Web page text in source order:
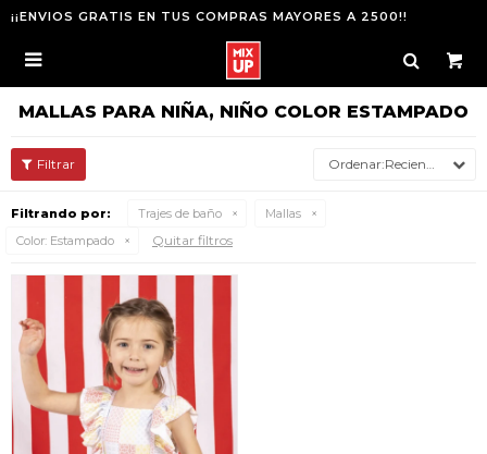
¡¡ENVIOS GRATIS EN TUS COMPRAS MAYORES A 2500!!

MALLAS PARA NIÑA, NIÑO COLOR ESTAMPADO
Recientes
Filtrando por: Trajes de baño
Mallas
Color: Estampado Quitar filtros